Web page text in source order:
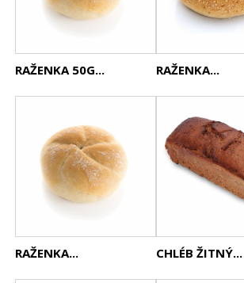
RAŽENKA 50G... RAŽENKA...
RAŽENKA... CHLÉB ŽITNÝ...